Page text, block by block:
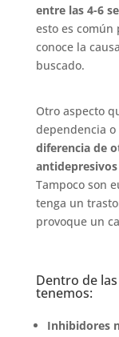
entre las 4-6
esto es común
conoce la
buscado.
Otro aspecto
dependencia
diferencia de
Tampoco son
tenga un
provoque un
Dentro de
tenemos:
Inhibidores